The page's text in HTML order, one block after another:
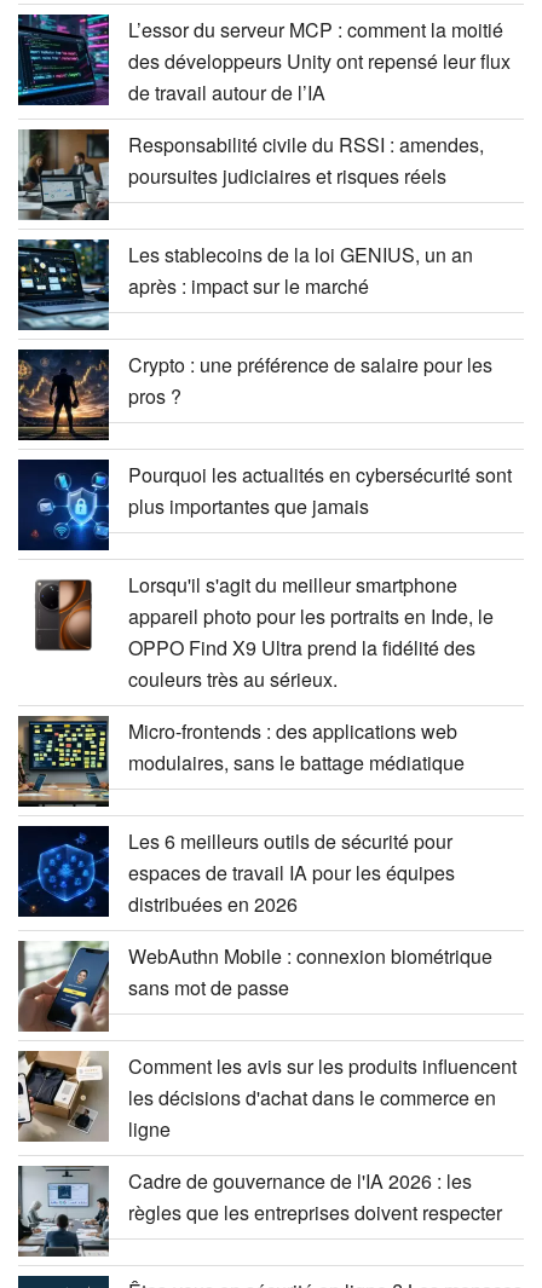
L’essor du serveur MCP : comment la moitié
des développeurs Unity ont repensé leur flux
de travail autour de l’IA
Responsabilité civile du RSSI : amendes,
poursuites judiciaires et risques réels
Les stablecoins de la loi GENIUS, un an
après : impact sur le marché
Crypto : une préférence de salaire pour les
pros ?
Pourquoi les actualités en cybersécurité sont
plus importantes que jamais
Lorsqu'il s'agit du meilleur smartphone
appareil photo pour les portraits en Inde, le
OPPO Find X9 Ultra prend la fidélité des
couleurs très au sérieux.
Micro-frontends : des applications web
modulaires, sans le battage médiatique
Les 6 meilleurs outils de sécurité pour
espaces de travail IA pour les équipes
distribuées en 2026
WebAuthn Mobile : connexion biométrique
sans mot de passe
Comment les avis sur les produits influencent
les décisions d'achat dans le commerce en
ligne
Cadre de gouvernance de l'IA 2026 : les
règles que les entreprises doivent respecter